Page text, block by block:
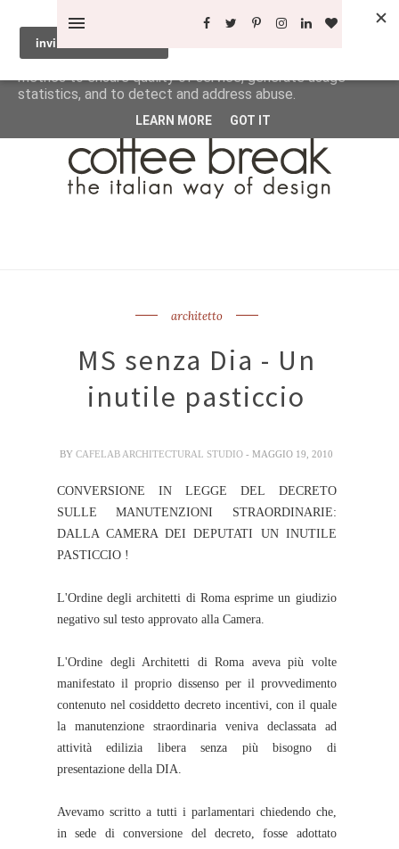
architetto
MS senza Dia - Un
inutile pasticcio
BYCAFELAB ARCHITECTURAL STUDIO- MAGGIO 19, 2010
CONVERSIONE IN LEGGE DEL DECRETO
SULLE MANUTENZIONI STRAORDINARIE:
DALLA CAMERA DEI DEPUTATI UN INUTILE
PASTICCIO !
L'Ordine degli architetti di Roma esprime un giudizio
negativo sul testo approvato alla Camera.
L'Ordine degli Architetti di Roma aveva più volte
manifestato il proprio dissenso per il provvedimento
contenuto nel cosiddetto decreto incentivi, con il quale
la manutenzione straordinaria veniva declassata ad
attività edilizia libera senza più bisogno di
presentazione della DIA.
Avevamo scritto a tutti i parlamentari chiedendo che,
in sede di conversione del decreto, fosse adottato
This site uses cookies from Google to deliver its services
and to analyze traffic. Your IP address and user-agent are
shared with Google along with performance and security
metrics to ensure quality of service, generate usage
statistics, and to detect and address abuse.
LEARN MORE GOT IT